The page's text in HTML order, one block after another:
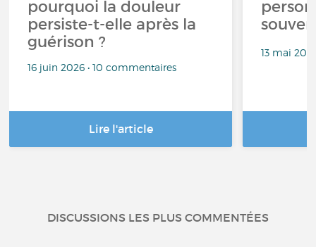
pourquoi la douleur
persiste-t-elle après la
guérison ?
16 juin 2026 • 10 commentaires
Lire l'article
13 mai
DISCUSSIONS LES PLUS COMMENTÉES